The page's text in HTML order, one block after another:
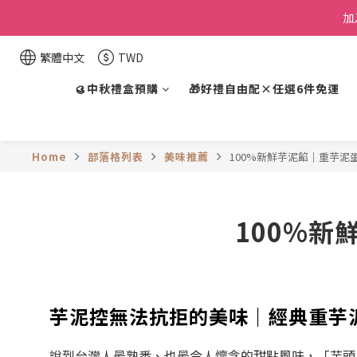
繁體中文
TWD
🥮中秋禮盒預購
🎁好禮自由配×任選6件免運
Home 部落格列表 美味推薦 100%新鮮芋泥餡｜重芋泥
100%新
芋泥控無法抗拒的美味｜經典重芋